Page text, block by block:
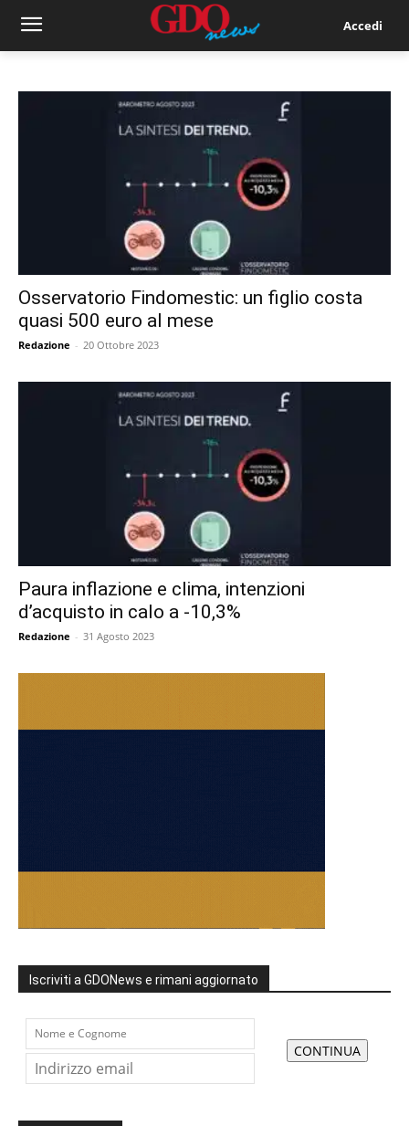
Accedi
Osservatorio Findomestic: un figlio costa
quasi 500 euro al mese
Redazione - 20 Ottobre 2023
Paura inflazione e clima, intenzioni
d’acquisto in calo a -10,3%
Redazione - 31 Agosto 2023
Iscriviti a GDONews e rimani aggiornato